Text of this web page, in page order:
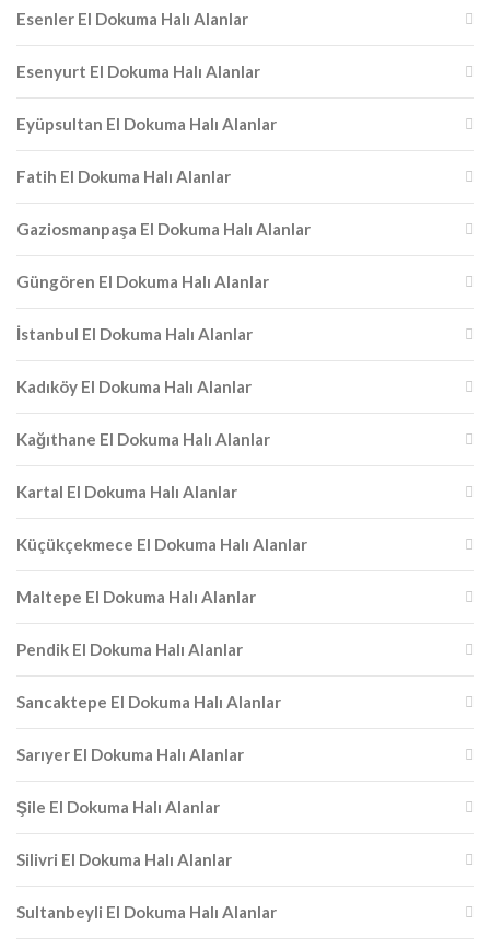
Esenler El Dokuma Halı Alanlar
Esenyurt El Dokuma Halı Alanlar
Eyüpsultan El Dokuma Halı Alanlar
Fatih El Dokuma Halı Alanlar
Gaziosmanpaşa El Dokuma Halı Alanlar
Güngören El Dokuma Halı Alanlar
İstanbul El Dokuma Halı Alanlar
Kadıköy El Dokuma Halı Alanlar
Kağıthane El Dokuma Halı Alanlar
Kartal El Dokuma Halı Alanlar
Küçükçekmece El Dokuma Halı Alanlar
Maltepe El Dokuma Halı Alanlar
Pendik El Dokuma Halı Alanlar
Sancaktepe El Dokuma Halı Alanlar
Sarıyer El Dokuma Halı Alanlar
Şile El Dokuma Halı Alanlar
Silivri El Dokuma Halı Alanlar
Sultanbeyli El Dokuma Halı Alanlar